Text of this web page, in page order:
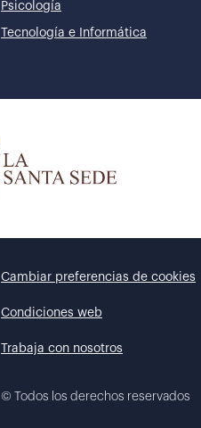
Psicología
Tecnología e Informática
Cambiar preferencias de cookies
Condiciones web
Trabaja con nosotros
© Todos los derechos reservados